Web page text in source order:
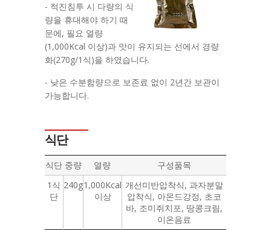
- 적진침투 시 다량의 식
량을 휴대해야 하기 때
문에, 필요 열량
(1,000Kcal 이상)과 맛이 유지되는 선에서 경량
화(270g/1식)을 하였습니다.
- 낮은 수분함량으로 보존료 없이 2년간 보관이
가능합니다.
식단
식단 중량 열량
구성품목
1식
단
240g1,000Kcal
이상
개선미반압착식, 과자분말
압착식, 아몬드강정, 초코
바, 조미쥐치포, 땅콩크림,
이온음료